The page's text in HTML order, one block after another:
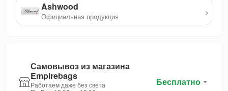
Ashwood
Официальная продукция ›
Самовывоз из магазина
Empirebags
Работаем даже без света
Бесплатно